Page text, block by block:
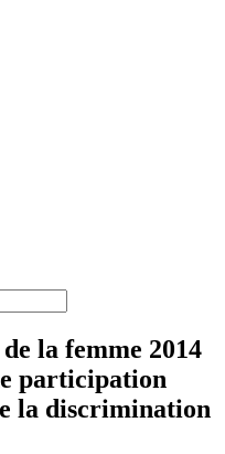
la femme 2014
participation
la discrimination